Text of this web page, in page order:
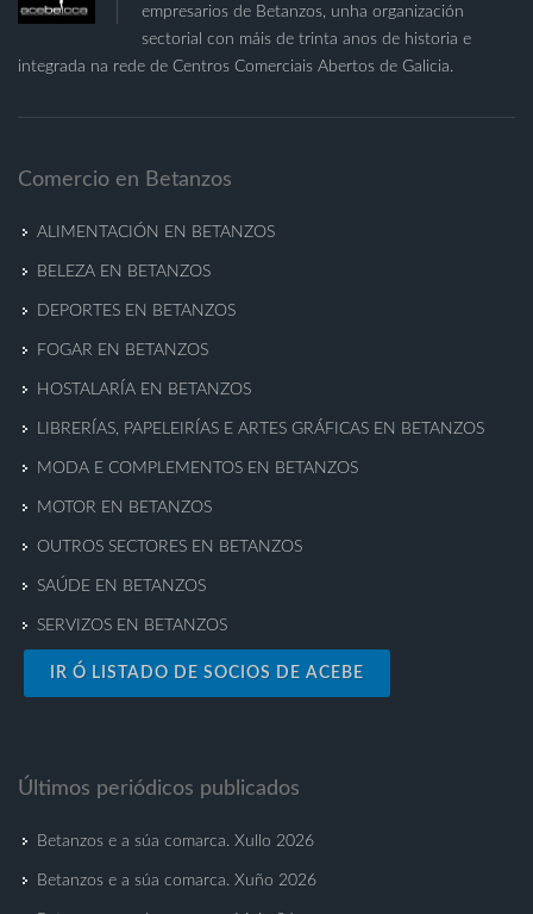
empresarios de Betanzos, unha organización
sectorial con máis de trinta anos de historia e
integrada na rede de Centros Comerciais Abertos de Galicia.
Comercio en Betanzos
ALIMENTACIÓN EN BETANZOS
BELEZA EN BETANZOS
DEPORTES EN BETANZOS
FOGAR EN BETANZOS
HOSTALARÍA EN BETANZOS
LIBRERÍAS, PAPELEIRÍAS E ARTES GRÁFICAS EN BETANZOS
MODA E COMPLEMENTOS EN BETANZOS
MOTOR EN BETANZOS
OUTROS SECTORES EN BETANZOS
SAÚDE EN BETANZOS
SERVIZOS EN BETANZOS
IR Ó LISTADO DE SOCIOS DE ACEBE
Últimos periódicos publicados
Betanzos e a súa comarca. Xullo 2026
Betanzos e a súa comarca. Xuño 2026